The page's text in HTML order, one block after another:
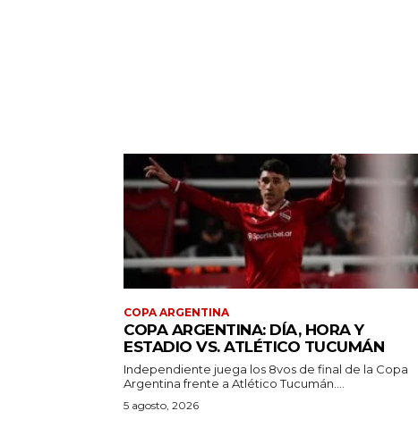
COPA ARGENTINA
COPA ARGENTINA: DÍA, HORA Y
ESTADIO VS. ATLÉTICO TUCUMÁN
Independiente juega los 8vos de final de la Copa
Argentina frente a Atlético Tucumán....
5 agosto, 2026